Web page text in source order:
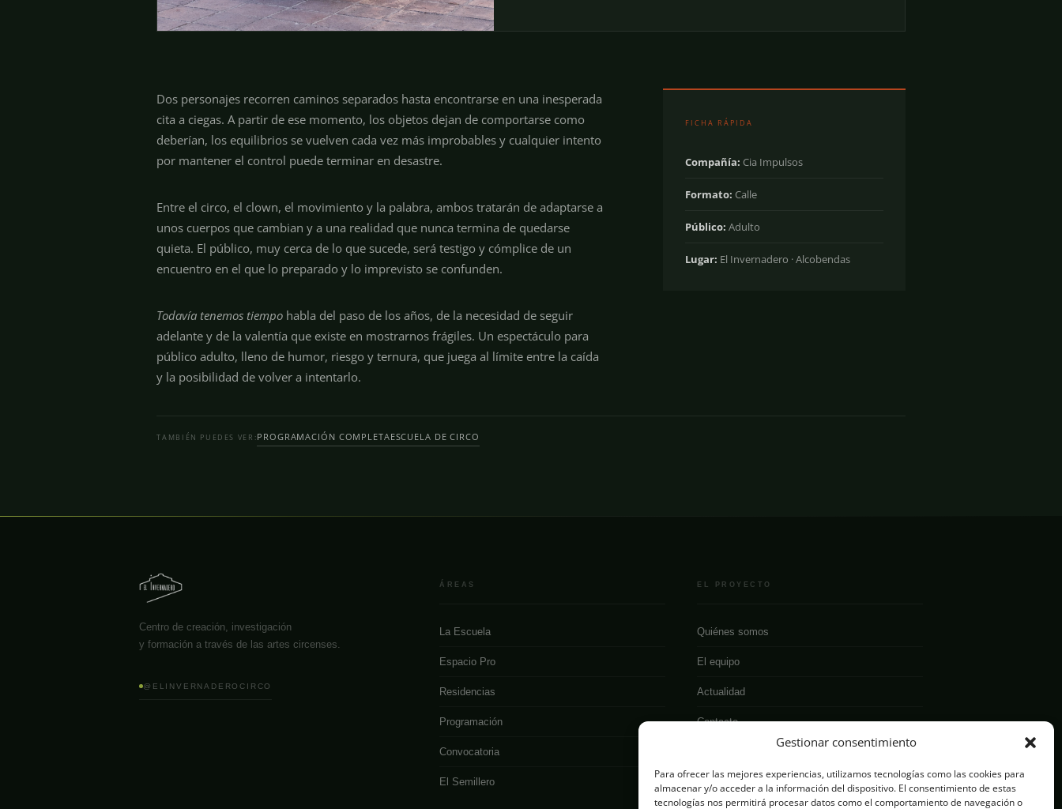
Gestionar consentimiento
Para ofrecer las mejores experiencias, utilizamos tecnologías como las cookies para
almacenar y/o acceder a la información del dispositivo. El consentimiento de estas
tecnologías nos permitirá procesar datos como el comportamiento de navegación o
Dos personajes recorren caminos separados hasta encontrarse en una inesperada
cita a ciegas. A partir de ese momento, los objetos dejan de comportarse como
deberían, los equilibrios se vuelven cada vez más improbables y cualquier intento
por mantener el control puede terminar en desastre.
Entre el circo, el clown, el movimiento y la palabra, ambos tratarán de adaptarse a
unos cuerpos que cambian y a una realidad que nunca termina de quedarse
quieta. El público, muy cerca de lo que sucede, será testigo y cómplice de un
encuentro en el que lo preparado y lo imprevisto se confunden.
Todavía tenemos tiempo habla del paso de los años, de la necesidad de seguir
adelante y de la valentía que existe en mostrarnos frágiles. Un espectáculo para
público adulto, lleno de humor, riesgo y ternura, que juega al límite entre la caída
y la posibilidad de volver a intentarlo.
FICHA RÁPIDA
Compañía: Cia Impulsos
Formato: Calle
Público: Adulto
Lugar: El Invernadero · Alcobendas
TAMBIÉN PUEDES VER:PROGRAMACIÓN COMPLETAESCUELA DE CIRCO
Centro de creación, investigación
y formación a través de las artes circenses.
@ELINVERNADEROCIRCO
ÁREAS
La Escuela
Espacio Pro
Residencias
Programación
Convocatoria
El Semillero
EL PROYECTO
Quiénes somos
El equipo
Actualidad
Contacto